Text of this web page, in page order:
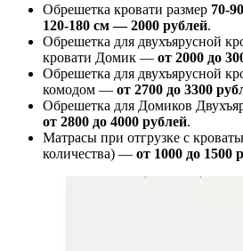
Обрешетка кровати размер 70-
120-180 см — 2000 рублей.
Обрешетка для двухъярусной
кровати Домик — от 2000 до
Обрешетка для двухъярусной
комодом — от 2700 до 3300
Обрешетка для Домиков
от 2800 до 4000 рублей.
Матрасы при отгрузке с
количества) — от 1000 до 1500